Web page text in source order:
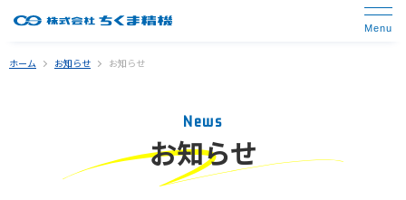
ホーム お知らせ お知らせ
News
お知らせ